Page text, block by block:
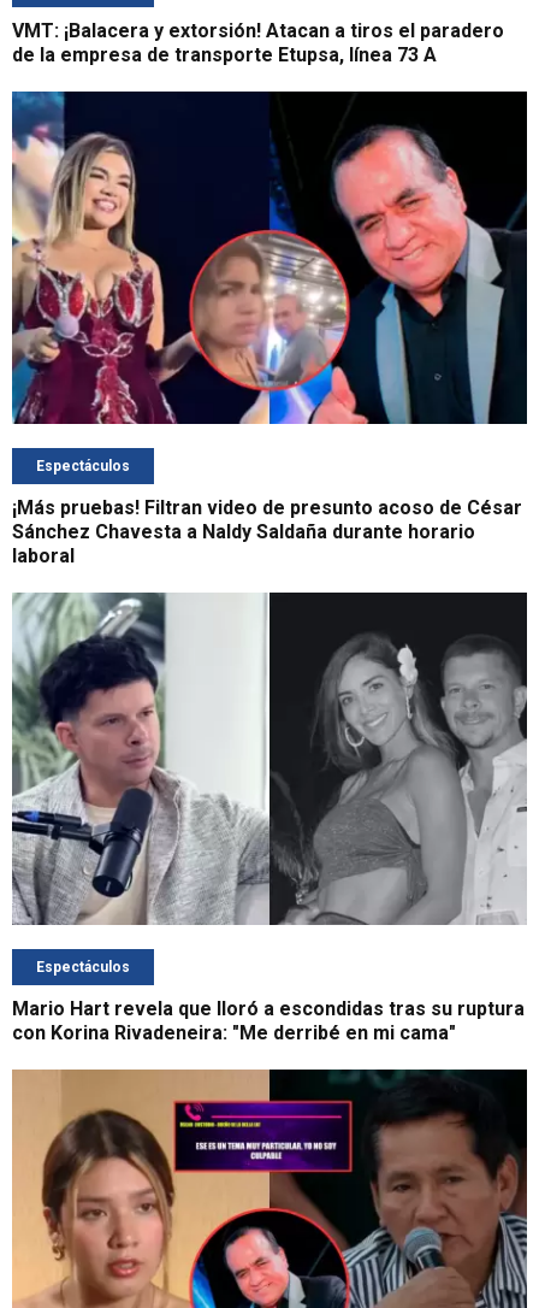
VMT: ¡Balacera y extorsión! Atacan a tiros el paradero
de la empresa de transporte Etupsa, línea 73 A
Espectáculos
¡Más pruebas! Filtran video de presunto acoso de César
Sánchez Chavesta a Naldy Saldaña durante horario
laboral
Espectáculos
Mario Hart revela que lloró a escondidas tras su ruptura
con Korina Rivadeneira: "Me derribé en mi cama"